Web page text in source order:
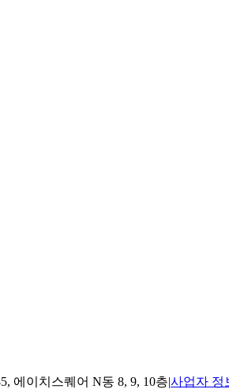
에이치스퀘어 N동 8, 9, 10층|사업자 정